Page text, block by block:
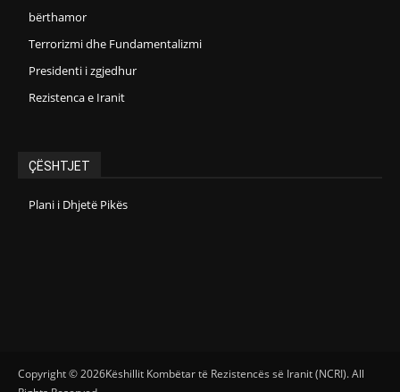
bërthamor
Terrorizmi dhe Fundamentalizmi
Presidenti i zgjedhur
Rezistenca e Iranit
ÇËSHTJET
Plani i Dhjetë Pikës
Copyright © 2026Këshillit Kombëtar të Rezistencës së Iranit (NCRI). All